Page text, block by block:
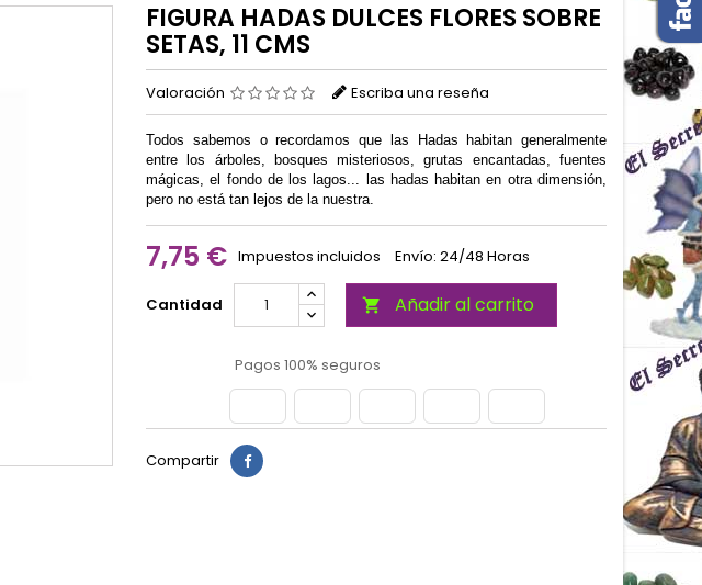
FIGURA HADAS DULCES FLORES SOBRE
SETAS, 11 CMS
Valoración Escriba una reseña
Todos sabemos o recordamos que las Hadas habitan generalmente
entre los árboles, bosques misteriosos, grutas encantadas, fuentes
mágicas, el fondo de los lagos... las hadas habitan en otra dimensión,
pero no está tan lejos de la nuestra.
7,75 € Impuestos incluidos Envío: 24/48 Horas
Cantidad  Añadir al carrito
Pagos 100% seguros
Compartir